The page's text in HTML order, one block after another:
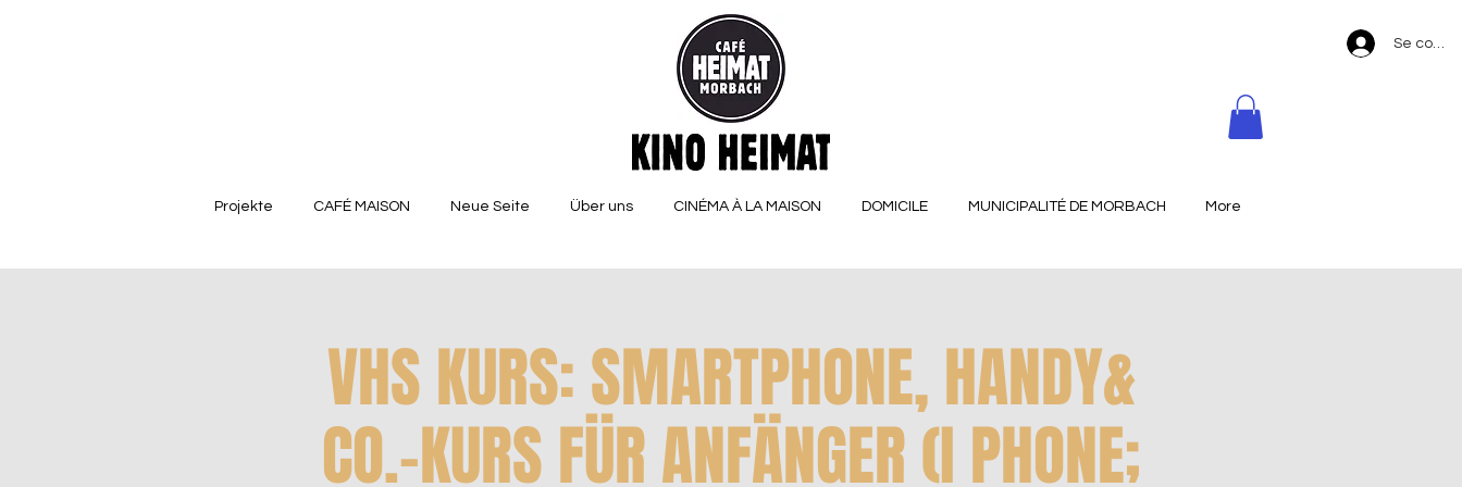
Se
Projekte CAFÉ MAISON Neue Seite Über uns CINÉMA À LA MAISON DOMICILE MUNICIPALITÉ DE MORBACH More
VHS KURS: SMARTPHONE, HANDY&
CO.-KURS FÜR ANFÄNGER (I PHONE;